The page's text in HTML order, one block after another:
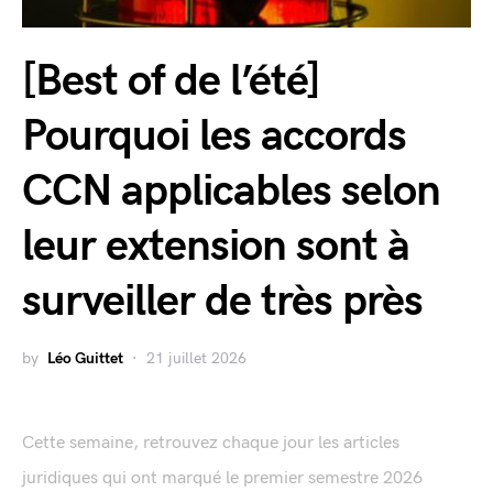
[Best of de l’été]
Pourquoi les accords
CCN applicables selon
leur extension sont à
surveiller de très près
by Léo Guittet 21 juillet 2026
Cette semaine, retrouvez chaque jour les articles
juridiques qui ont marqué le premier semestre 2026